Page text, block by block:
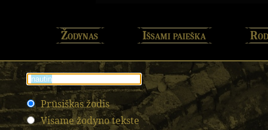
Žodynas Išsami paieška
Prūsiškas žodis
Visame žodyno tekste